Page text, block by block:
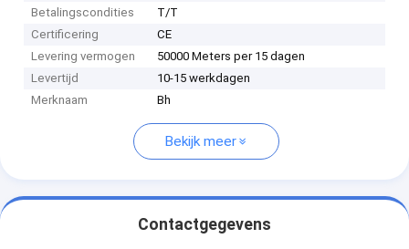
Betalingscondities
T/T
Certificering
CE
Levering vermogen
50000 Meters per 15 dagen
Levertijd
10-15 werkdagen
Merknaam
Bh
Bekijk meer
Contactgegevens